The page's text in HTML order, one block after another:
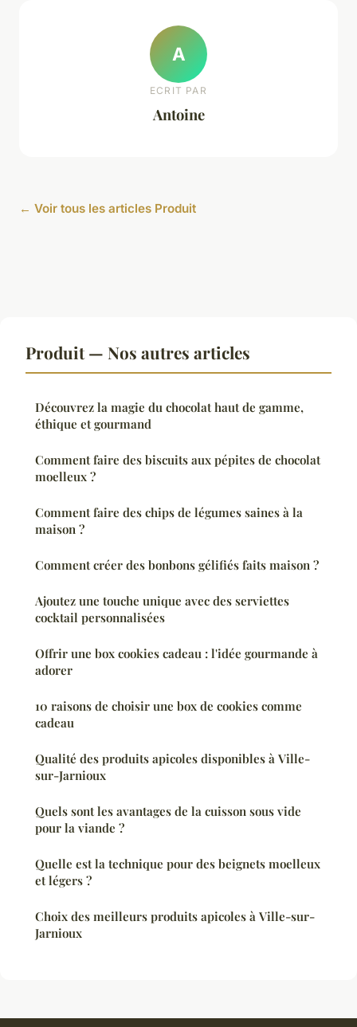
A
ECRIT PAR
Antoine
← Voir tous les articles Produit
Produit — Nos autres articles
Découvrez la magie du chocolat haut de gamme,
éthique et gourmand
Comment faire des biscuits aux pépites de chocolat
moelleux ?
Comment faire des chips de légumes saines à la
maison ?
Comment créer des bonbons gélifiés faits maison ?
Ajoutez une touche unique avec des serviettes
cocktail personnalisées
Offrir une box cookies cadeau : l'idée gourmande à
adorer
10 raisons de choisir une box de cookies comme
cadeau
Qualité des produits apicoles disponibles à Ville-
sur-Jarnioux
Quels sont les avantages de la cuisson sous vide
pour la viande ?
Quelle est la technique pour des beignets moelleux
et légers ?
Choix des meilleurs produits apicoles à Ville-sur-
Jarnioux